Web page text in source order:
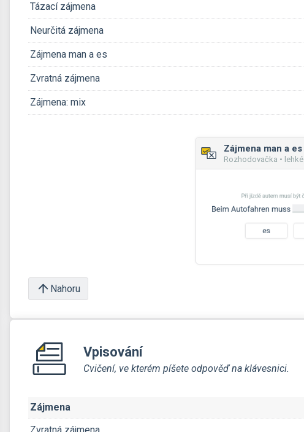
Tázací zájmena
Neurčitá zájmena
Zájmena man a es
Zvratná zájmena
Zájmena: mix
Zájmena man a es
Rozhodovačka • lehké
Nahoru
Vpisování
Cvičení, ve kterém píšete odpověď na klávesnici.
Zájmena